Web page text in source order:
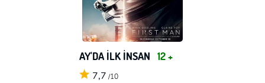
AY'DA İLK İNSAN 12 +
7,7 /10